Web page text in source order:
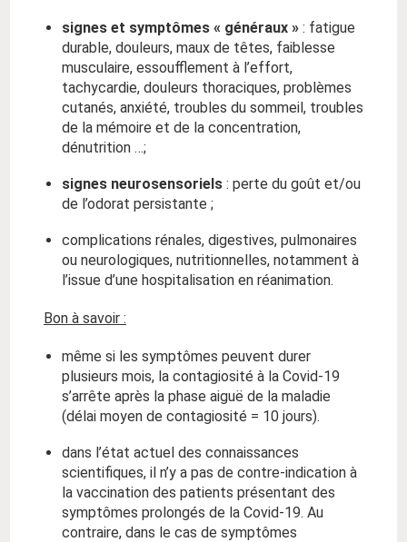
signes et symptômes « généraux » : fatigue
durable, douleurs, maux de têtes, faiblesse
musculaire, essoufflement à l’effort,
tachycardie, douleurs thoraciques, problèmes
cutanés, anxiété, troubles du sommeil, troubles
de la mémoire et de la concentration,
dénutrition …;
signes neurosensoriels : perte du goût et/ou
de l’odorat persistante ;
complications rénales, digestives, pulmonaires
ou neurologiques, nutritionnelles, notamment à
l’issue d’une hospitalisation en réanimation.
Bon à savoir :
même si les symptômes peuvent durer
plusieurs mois, la contagiosité à la Covid-19
s’arrête après la phase aiguë de la maladie
(délai moyen de contagiosité = 10 jours).
dans l’état actuel des connaissances
scientifiques, il n’y a pas de contre-indication à
la vaccination des patients présentant des
symptômes prolongés de la Covid-19. Au
contraire, dans le cas de symptômes